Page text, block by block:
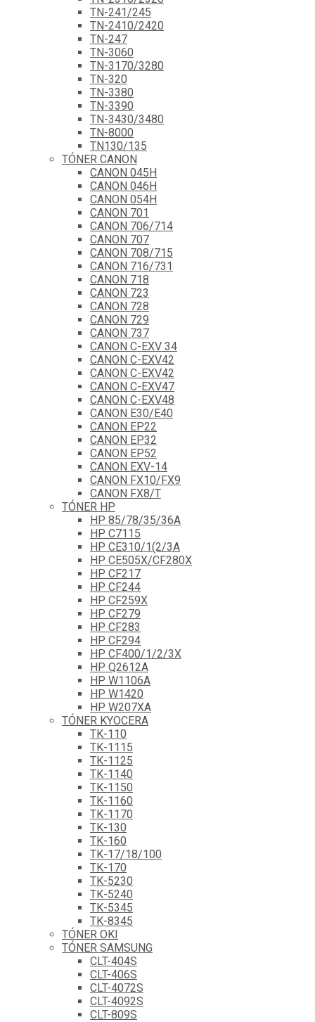
TN-241/245
TN-2410/2420
TN-247
TN-3060
TN-3170/3280
TN-320
TN-3380
TN-3390
TN-3430/3480
TN-8000
TN130/135
TÓNER CANON
CANON 045H
CANON 046H
CANON 054H
CANON 701
CANON 706/714
CANON 707
CANON 708/715
CANON 716/731
CANON 718
CANON 723
CANON 728
CANON 729
CANON 737
CANON C-EXV 34
CANON C-EXV42
CANON C-EXV42
CANON C-EXV47
CANON C-EXV48
CANON E30/E40
CANON EP22
CANON EP32
CANON EP52
CANON EXV-14
CANON FX10/FX9
CANON FX8/T
TÓNER HP
HP 85/78/35/36A
HP C7115
HP CE310/1(2/3A
HP CE505X/CF280X
HP CF217
HP CF244
HP CF259X
HP CF279
HP CF283
HP CF294
HP CF400/1/2/3X
HP Q2612A
HP W1106A
HP W1420
HP W207XA
TÓNER KYOCERA
TK-110
TK-1115
TK-1125
TK-1140
TK-1150
TK-1160
TK-1170
TK-130
TK-160
TK-17/18/100
TK-170
TK-5230
TK-5240
TK-5345
TK-8345
TÓNER OKI
TÓNER SAMSUNG
CLT-404S
CLT-406S
CLT-4072S
CLT-4092S
CLT-809S